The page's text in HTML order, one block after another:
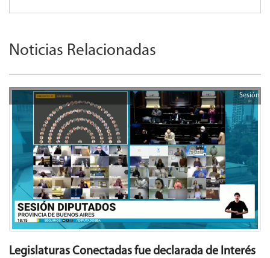
Noticias Relacionadas
Sesión
Legislaturas Conectadas fue declarada de Interés